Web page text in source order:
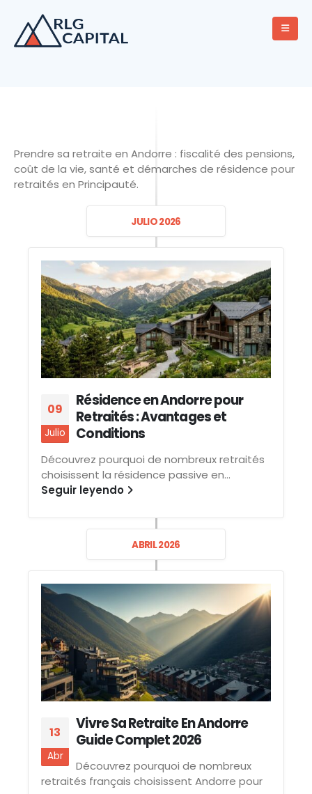
Prendre sa retraite en Andorre : fiscalité des pensions,
coût de la vie, santé et démarches de résidence pour
retraités en Principauté.
JULIO 2026
09
Julio
Résidence en Andorre pour
Retraités : Avantages et
Conditions
Découvrez pourquoi de nombreux retraités
choisissent la résidence passive en...
Seguir leyendo
ABRIL 2026
13
Abr
Vivre Sa Retraite En Andorre
Guide Complet 2026
Découvrez pourquoi de nombreux
retraités français choisissent Andorre pour